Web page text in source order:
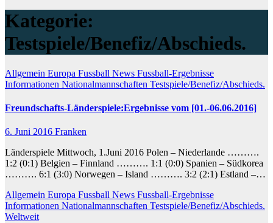
Kategorie:
Testspiele/Benefiz/Abschieds.
Allgemein Europa Fussball News Fussball-Ergebnisse
Informationen Nationalmannschaften Testspiele/Benefiz/Abschieds.
Freundschafts-Länderspiele:Ergebnisse vom [01.-06.06.2016]
6. Juni 2016 Franken
Länderspiele Mittwoch, 1.Juni 2016 Polen – Niederlande ……….
1:2 (0:1) Belgien – Finnland ………. 1:1 (0:0) Spanien – Südkorea
………. 6:1 (3:0) Norwegen – Island ………. 3:2 (2:1) Estland –…
Allgemein Europa Fussball News Fussball-Ergebnisse
Informationen Nationalmannschaften Testspiele/Benefiz/Abschieds.
Weltweit